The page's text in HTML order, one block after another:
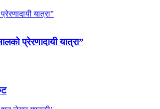
प्रेरणादायी यात्रा”